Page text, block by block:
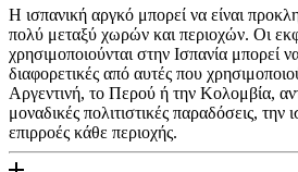
Η ισπανική αργκό μπορεί να είναι
πολύ μεταξύ χωρών και περιοχών. Οι
χρησιμοποιούνται στην Ισπανία μπορεί
διαφορετικές από αυτές που
Αργεντινή, το Περού ή την Κολομβία,
μοναδικές πολιτιστικές παραδόσεις, την
επιρροές κάθε περιοχής.